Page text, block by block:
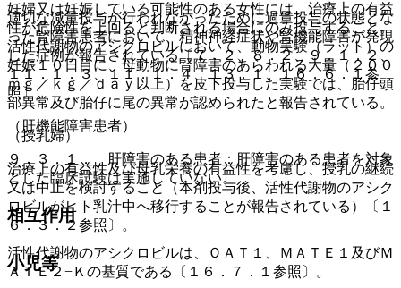
妊婦又は妊娠している可能性のある女性には、治療上の有益
性が危険性を上回ると判断される場合にのみ投与すること。
活性代謝物のアシクロビルにおいて、動物実験（ラット）の
妊娠１０日目に、母動物に腎障害のあらわれる大量（２００
ｍｇ／ｋｇ／ｄａｙ以上）を皮下投与した実験では、胎仔頭
部異常及び胎仔に尾の異常が認められたと報告されている。
（授乳婦）
治療上の有益性及び母乳栄養の有益性を考慮し、授乳の継続
又は中止を検討すること（本剤投与後、活性代謝物のアシク
ロビルがヒト乳汁中へ移行することが報告されている）〔１
６．３．２参照〕。
小児等
適切な減量投与が行われなかったために過量投与の状態とな
った腎障害患者において、精神神経症状や腎機能障害が発現
した症例が報告されている〔７．２、８．２、９．１．２、
１１．１．３、１１．１．４、１３．１、１６．６．１参
照〕。
（肝機能障害患者）
９．３．１． 肝障害のある患者：肝障害のある患者を対象
とした臨床試験は実施していない。
相互作用
活性代謝物のアシクロビルは、ＯＡＴ１、ＭＡＴＥ１及びＭ
ＡＴＥ２−Ｋの基質である〔１６．７．１参照〕。